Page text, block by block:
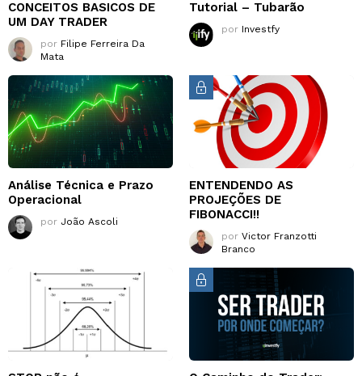
CONCEITOS BASICOS DE
UM DAY TRADER
por Filipe Ferreira Da
Mata
Tutorial – Tubarão
por Investfy
Análise Técnica e Prazo
Operacional
por João Ascoli
ENTENDENDO AS
PROJEÇÕES DE
FIBONACCI!!
por Victor Franzotti
Branco